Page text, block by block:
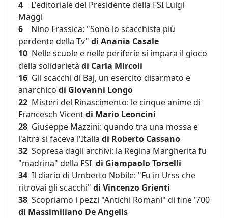
4 L'editoriale del Presidente della FSI Luigi
Maggi
6 Nino Frassica: "Sono lo scacchista più
perdente della Tv" di Anania Casale
10 Nelle scuole e nelle periferie si impara il gioco
della solidarietà di Carla Mircoli
16 Gli scacchi di Baj, un esercito disarmato e
anarchico di Giovanni Longo
22 Misteri del Rinascimento: le cinque anime di
Francesch Vicentdi Mario Leoncini
28 Giuseppe Mazzini: quando tra una mossa e
l'altra si faceva l'Italia di Roberto Cassano
32 Sopresa dagli archivi: la Regina Margherita fu
"madrina" della FSI di Giampaolo Torselli
34 Il diario di Umberto Nobile: "Fu in Urss che
ritrovai gli scacchi" di Vincenzo Grienti
38 Scopriamo i pezzi "Antichi Romani" di fine '700
di Massimiliano De Angelis